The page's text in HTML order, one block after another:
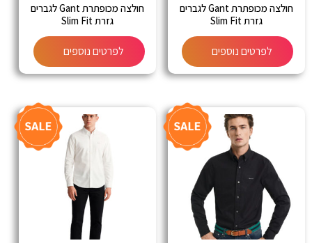
חולצה מכופתרת Gant לגברים
גזרת Slim Fit
לפרטים נוספים
חולצה מכופתרת Gant לגברים
גזרת Slim Fit
לפרטים נוספים